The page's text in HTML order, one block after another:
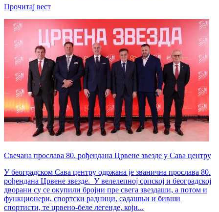
Прочитај вест
Свечана прослава 80. рођендана Црвене звезде у Сава центру
У београдском Сава центру одржана је званична прослава 80.
рођендана Црвене звезде. ‍ У велелепној српској и београдској
дворани су се окупили бројни пре свега звездаши, а потом и
функционери, спортски радници, садашњи и бивши
спортисти, те црвено-беле легенде, који...